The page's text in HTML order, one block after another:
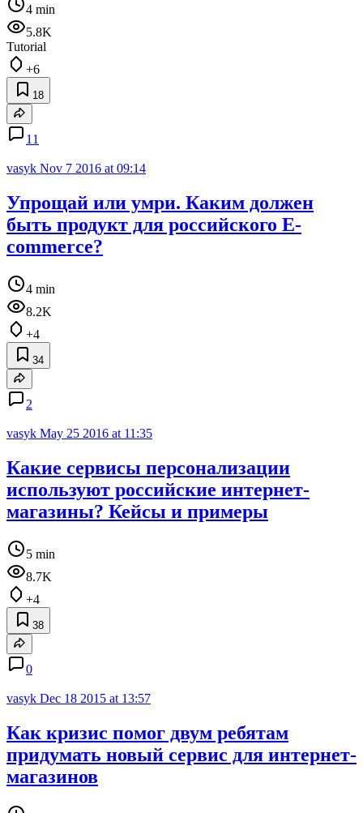
4 min
5.8K
Tutorial
+6
18
11
vasyk Nov 7 2016 at 09:14
Упрощай или умри. Каким должен
быть продукт для российского E-
commerce?
4 min
8.2K
+4
34
2
vasyk May 25 2016 at 11:35
Какие сервисы персонализации
используют российские интернет-
магазины? Кейсы и примеры
5 min
8.7K
+4
38
0
vasyk Dec 18 2015 at 13:57
Как кризис помог двум ребятам
придумать новый сервис для интернет-
магазинов